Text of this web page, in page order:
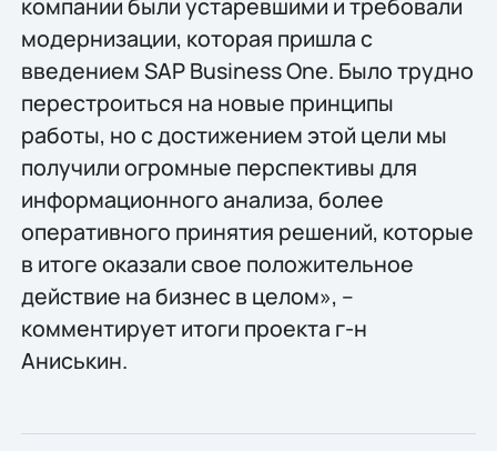
компании были устаревшими и требовали
модернизации, которая пришла с
введением SAP Business One. Было трудно
перестроиться на новые принципы
работы, но с достижением этой цели мы
получили огромные перспективы для
информационного анализа, более
оперативного принятия решений, которые
в итоге оказали свое положительное
действие на бизнес в целом», –
комментирует итоги проекта г-н
Аниськин.